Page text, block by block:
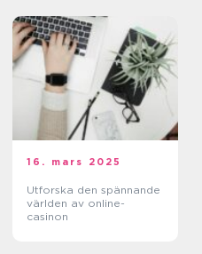
16. mars 2025
Utforska den spännande
världen av online-
casinon